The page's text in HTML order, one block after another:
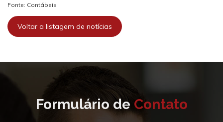
Fonte: Contábeis
Voltar a listagem de notícias
Formulário de Contato